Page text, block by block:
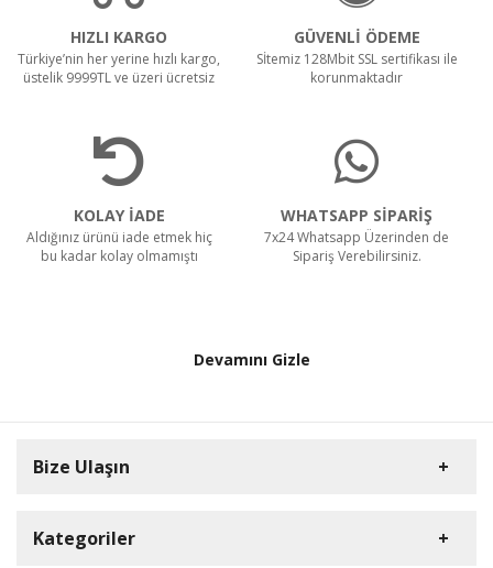
HIZLI KARGO
Türkiye’nin her yerine hızlı kargo,
üstelik 9999TL ve üzeri ücretsiz
GÜVENLİ ÖDEME
Sİtemiz 128Mbit SSL sertifikası ile
korunmaktadır
KOLAY İADE
Aldığınız ürünü iade etmek hiç
bu kadar kolay olmamıştı
WHATSAPP SİPARİŞ
7x24 Whatsapp Üzerinden de
Sipariş Verebilirsiniz.
Devamını Gizle
Bize Ulaşın
Kategoriler